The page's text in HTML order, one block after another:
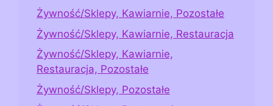
Żywność/Sklepy, Kawiarnie, Pozostałe
Żywność/Sklepy, Kawiarnie, Restauracja
Żywność/Sklepy, Kawiarnie,
Restauracja, Pozostałe
Żywność/Sklepy, Pozostałe